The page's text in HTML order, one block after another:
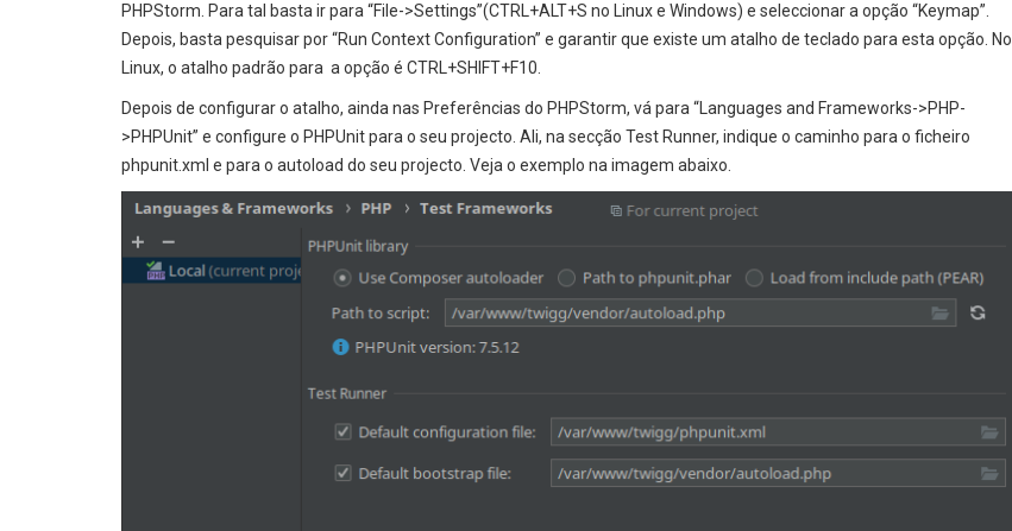
PHPStorm. Para tal basta ir para “File->Settings”(CTRL+ALT+S no Linux e Windows) e seleccionar a opção “Keymap”.
Depois, basta pesquisar por “Run Context Configuration” e garantir que existe um atalho de teclado para esta opção. No
Linux, o atalho padrão para a opção é CTRL+SHIFT+F10.
Depois de configurar o atalho, ainda nas Preferências do PHPStorm, vá para “Languages and Frameworks->PHP-
>PHPUnit” e configure o PHPUnit para o seu projecto. Ali, na secção Test Runner, indique o caminho para o ficheiro
phpunit.xml e para o autoload do seu projecto. Veja o exemplo na imagem abaixo.